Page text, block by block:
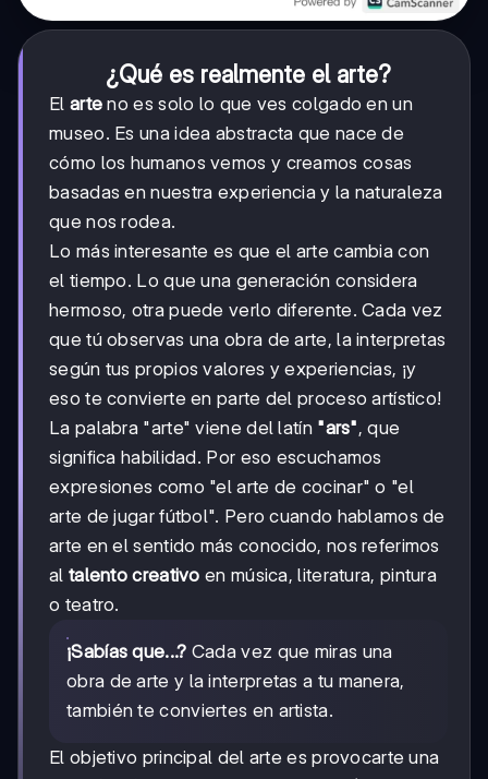
¿Qué es realmente el arte?
El arte no es solo lo que ves colgado en un
museo. Es una idea abstracta que nace de
cómo los humanos vemos y creamos cosas
basadas en nuestra experiencia y la naturaleza
que nos rodea.
Lo más interesante es que el arte cambia con
el tiempo. Lo que una generación considera
hermoso, otra puede verlo diferente. Cada vez
que tú observas una obra de arte, la interpretas
según tus propios valores y experiencias, ¡y
eso te convierte en parte del proceso artístico!
La palabra "arte" viene del latín "ars", que
significa habilidad. Por eso escuchamos
expresiones como "el arte de cocinar" o "el
arte de jugar fútbol". Pero cuando hablamos de
arte en el sentido más conocido, nos referimos
al talento creativo en música, literatura, pintura
o teatro.
¡Sabías que...? Cada vez que miras una
obra de arte y la interpretas a tu manera,
también te conviertes en artista.
El objetivo principal del arte es provocarte una